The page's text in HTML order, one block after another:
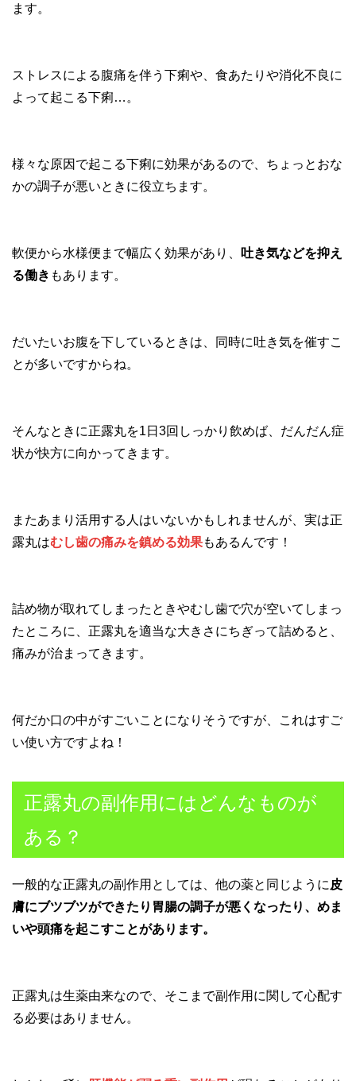
ます。
ストレスによる腹痛を伴う下痢や、食あたりや消化不良に
よって起こる下痢…。
様々な原因で起こる下痢に効果があるので、ちょっとおな
かの調子が悪いときに役立ちます。
軟便から水様便まで幅広く効果があり、
吐き気などを抑え
る働き もあります。
だいたいお腹を下しているときは、同時に吐き気を催すこ
とが多いですからね。
そんなときに正露丸を1日3回しっかり飲めば、だんだん症
状が快方に向かってきます。
またあまり活用する人はいないかもしれませんが、実は正
露丸はむし歯の痛みを鎮める効果もあるんです！
詰め物が取れてしまったときやむし歯で穴が空いてしまっ
たところに、正露丸を適当な大きさにちぎって詰めると、
痛みが治まってきます。
何だか口の中がすごいことになりそうですが、これはすご
い使い方ですよね！
正露丸の副作用にはどんなものが
ある？
一般的な正露丸の副作用としては、他の薬と同じように 皮
膚にブツブツができたり胃腸の調子が悪くなったり、めま
いや頭痛を起こすことがあります。
正露丸は生薬由来なので、そこまで副作用に関して心配す
る必要はありません。